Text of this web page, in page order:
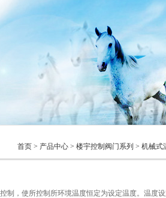
首页 > 产品中心 > 楼宇控制阀门系列 > 机械式
制，使所控制所环境温度恒定为设定温度。温度